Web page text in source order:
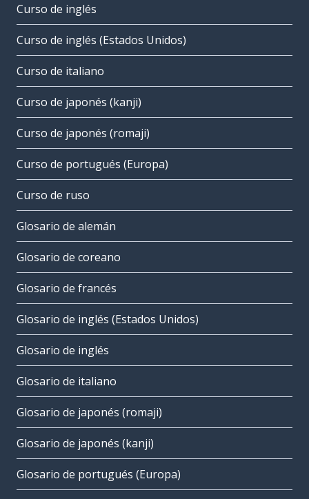
Curso de inglés
Curso de inglés (Estados Unidos)
Curso de italiano
Curso de japonés (kanji)
Curso de japonés (romaji)
Curso de portugués (Europa)
Curso de ruso
Glosario de alemán
Glosario de coreano
Glosario de francés
Glosario de inglés (Estados Unidos)
Glosario de inglés
Glosario de italiano
Glosario de japonés (romaji)
Glosario de japonés (kanji)
Glosario de portugués (Europa)